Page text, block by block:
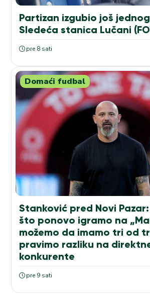
Partizan izgubio još
Sledeća stanica Lučani
pre 8 sati
Domaći fudbal
Stanković pred Novi
što ponovo igramo na
možemo da imamo tri od
pravimo razliku na
konkurente
pre 9 sati